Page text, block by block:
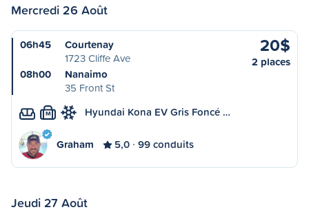
Mercredi 26 Août
06h45
Courtenay
1723 Cliffe Ave
08h00
Nanaimo
35 Front St
20$
2 places
M Hyundai Kona EV Gris Foncé …
Graham 5,0 99 conduits
Jeudi 27 Août